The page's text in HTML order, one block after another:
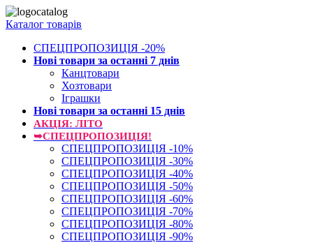
Каталог товарів
СПЕЦПРОПОЗИЦІЯ -20%
Нові товари за останнi 7 днiв
Канцтовари
Хозтовари
Іграшки
Нові товари за останнi 15 днiв
АКЦІЯ: ЛІТО
➥СПЕЦПРОПОЗИЦІЯ!
СПЕЦПРОПОЗИЦІЯ -10%
СПЕЦПРОПОЗИЦІЯ -30%
СПЕЦПРОПОЗИЦІЯ -40%
СПЕЦПРОПОЗИЦІЯ -50%
СПЕЦПРОПОЗИЦІЯ -60%
СПЕЦПРОПОЗИЦІЯ -70%
СПЕЦПРОПОЗИЦІЯ -80%
СПЕЦПРОПОЗИЦІЯ -90%